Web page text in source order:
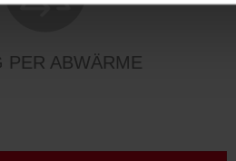
PER ABWÄRME